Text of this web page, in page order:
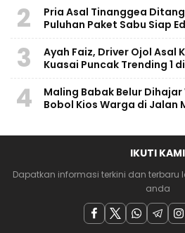
2
Pria Asal Tinanggea
Puluhan Paket Sabu Siap
3
Ayah Faiz, Driver Ojol Asal
Kuasai Puncak Trending 1
4
Maling Babak Belur
Bobol Kios Warga di Jalan
IKUTI KAMI
Dapatkan informasi terkini dan
anda